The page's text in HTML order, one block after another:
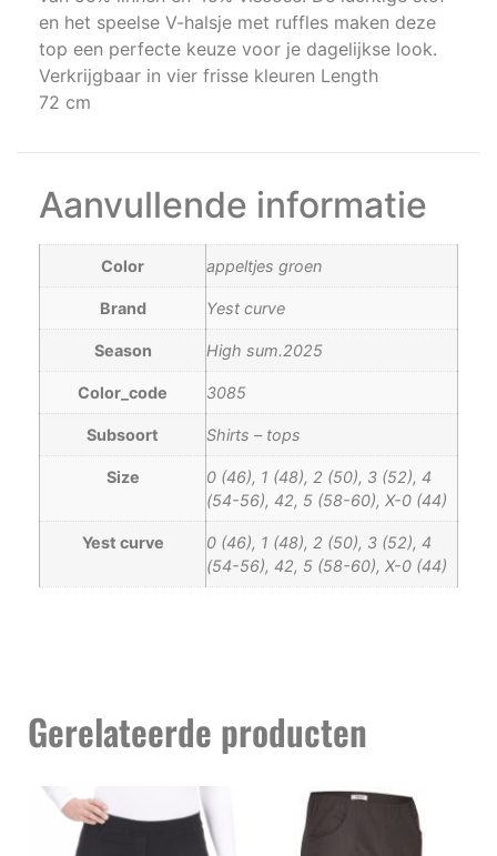
en het speelse V-halsje met ruffles maken deze
top een perfecte keuze voor je dagelijkse look.
Verkrijgbaar in vier frisse kleuren Length
72 cm
Aanvullende informatie
Color appeltjes groen
Brand Yest curve
Season High sum.2025
Color_code 3085
Subsoort Shirts – tops
Size
0 (46), 1 (48), 2 (50), 3 (52), 4
(54-56), 42, 5 (58-60), X-0 (44)
Yest curve
0 (46), 1 (48), 2 (50), 3 (52), 4
(54-56), 42, 5 (58-60), X-0 (44)
Gerelateerde producten